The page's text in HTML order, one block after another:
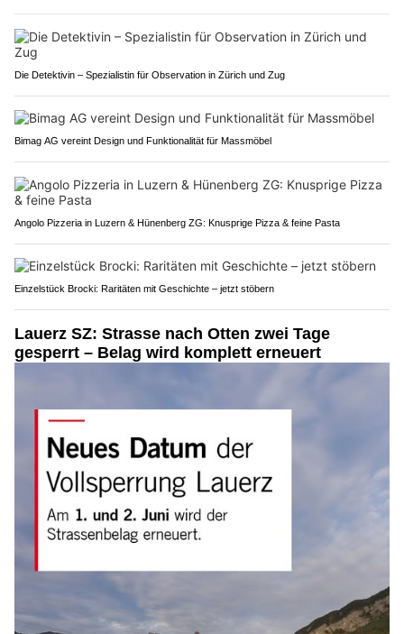
Die Detektivin – Spezialistin für Observation in Zürich und Zug
Bimag AG vereint Design und Funktionalität für Massmöbel
Angolo Pizzeria in Luzern & Hünenberg ZG: Knusprige Pizza & feine Pasta
Einzelstück Brocki: Raritäten mit Geschichte – jetzt stöbern
Lauerz SZ: Strasse nach Otten zwei Tage
gesperrt – Belag wird komplett erneuert